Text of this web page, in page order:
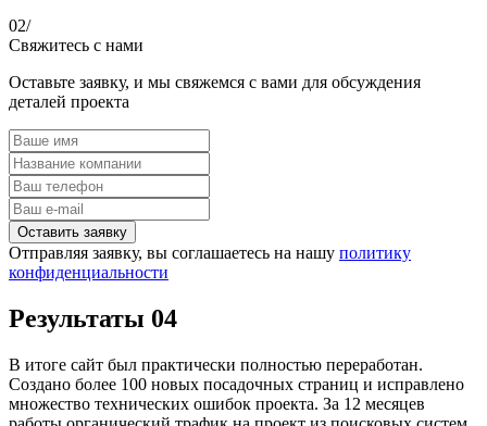
02/
Свяжитесь с нами
Оставьте заявку, и мы свяжемся с вами для обсуждения
деталей проекта
Отправляя заявку, вы соглашаетесь на нашу политику
конфиденциальности
Результаты 04
В итоге сайт был практически полностью переработан.
Создано более 100 новых посадочных страниц и исправлено
множество технических ошибок проекта. За 12 месяцев